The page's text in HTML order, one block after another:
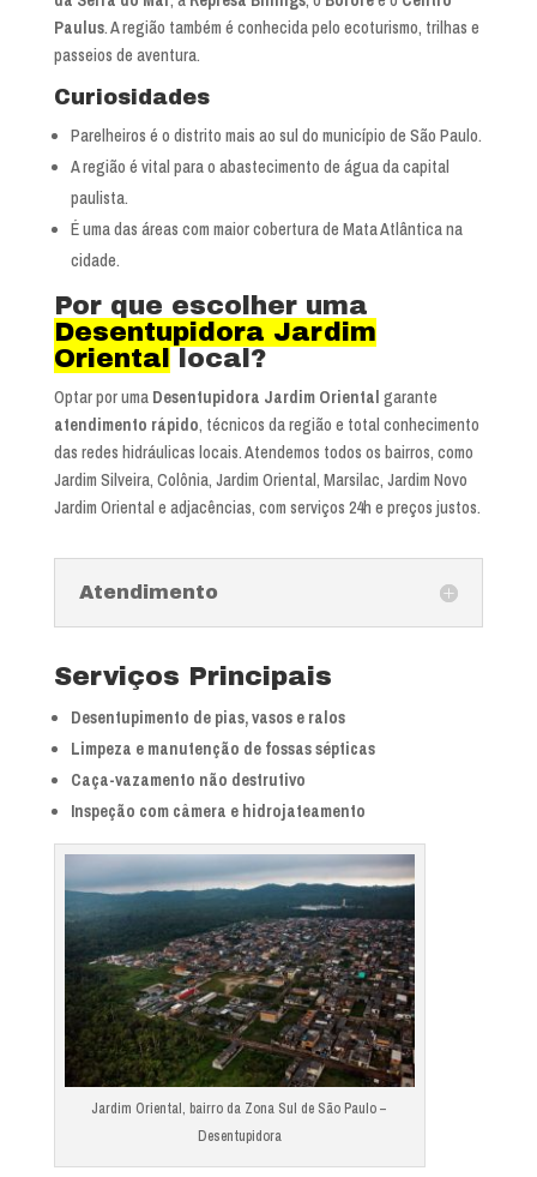
Paulus. A região também é conhecida pelo ecoturismo, trilhas e
passeios de aventura.
Curiosidades
Parelheiros é o distrito mais ao sul do município de São Paulo.
A região é vital para o abastecimento de água da capital
paulista.
É uma das áreas com maior cobertura de Mata Atlântica na
cidade.
Por que escolher uma
Desentupidora Jardim
Oriental
local?
Optar por uma Desentupidora Jardim Oriental garante
atendimento rápido, técnicos da região e total conhecimento
das redes hidráulicas locais. Atendemos todos os bairros, como
Jardim Silveira, Colônia, Jardim Oriental, Marsilac, Jardim Novo
Jardim Oriental e adjacências, com serviços 24h e preços justos.
Atendimento
Serviços Principais
Desentupimento de pias, vasos e ralos
Limpeza e manutenção de fossas sépticas
Caça-vazamento não destrutivo
Inspeção com câmera e hidrojateamento
Jardim Oriental, bairro da Zona Sul de São Paulo –
Desentupidora